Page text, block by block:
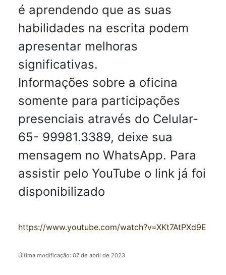
é aprendendo que as suas
habilidades na escrita podem
apresentar melhoras
significativas.
Informações sobre a oficina
somente para participações
presenciais através do Celular-
65- 99981.3389, deixe sua
mensagem no WhatsApp. Para
assistir pelo YouTube o link já foi
disponibilizado
https://www.youtube.com/watch?v=XKt7AtPXd9E
Última modificação: 07 de abril de 2023